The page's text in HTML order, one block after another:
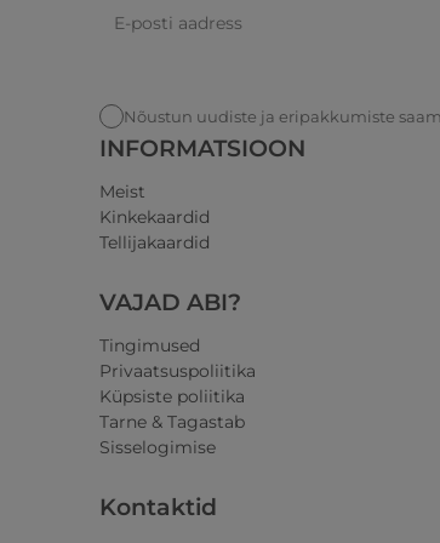
Nõustun uudiste ja eripakkumiste
INFORMATSIOON
Meist
Kinkekaardid
Tellijakaardid
VAJAD ABI?
Tingimused
Privaatsuspoliitika
Küpsiste poliitika
Tarne & Tagastab
Sisselogimise
Kontaktid